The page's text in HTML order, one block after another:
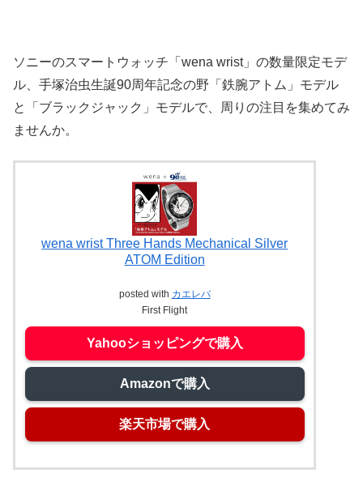
ソニーのスマートウォッチ「wena wrist」の数量限定モデ
ル、手塚治虫生誕90周年記念の野「鉄腕アトム」モデル
と「ブラックジャック」モデルで、周りの注目を集めてみ
ませんか。
wena wrist Three Hands Mechanical Silver
ATOM Edition
posted with カエレバ
First Flight
Yahooショッピングで購入
Amazonで購入
楽天市場で購入